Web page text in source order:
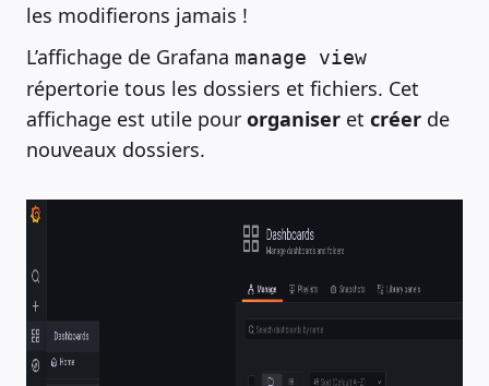
les modifierons jamais !
L’affichage de Grafana manage view
répertorie tous les dossiers et fichiers. Cet
affichage est utile pour organiser et créer de
nouveaux dossiers.